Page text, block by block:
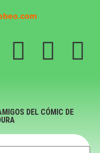
DEL CÓMIC DE